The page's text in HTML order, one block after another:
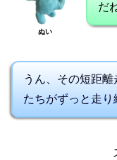
ぬい
だ
うん、その短距
たちがずっと走り